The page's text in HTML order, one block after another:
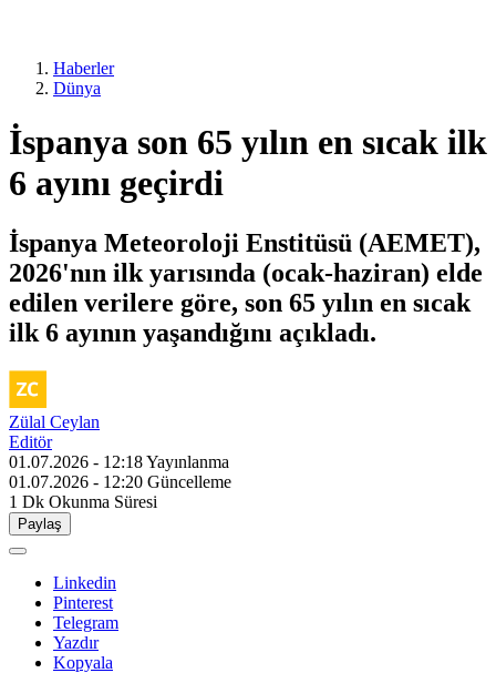
Haberler
Dünya
İspanya son 65 yılın en sıcak ilk
6 ayını geçirdi
İspanya Meteoroloji Enstitüsü (AEMET),
2026'nın ilk yarısında (ocak-haziran) elde
edilen verilere göre, son 65 yılın en sıcak
ilk 6 ayının yaşandığını açıkladı.
Zülal Ceylan
Editör
01.07.2026 - 12:18Yayınlanma
01.07.2026 - 12:20 Güncelleme
1 Dk Okunma Süresi
Paylaş
Linkedin
Pinterest
Telegram
Yazdır
Kopyala